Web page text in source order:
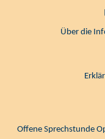
Über die
Offene Sprechstunde